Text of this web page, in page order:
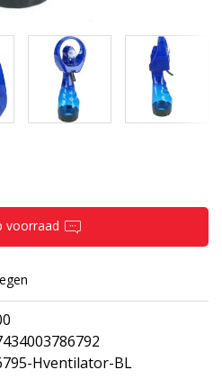
voorraad
Hventilator-BL